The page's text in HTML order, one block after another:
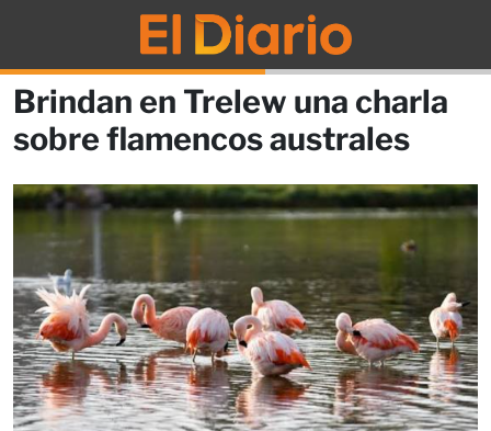
Brindan en Trelew una charla
sobre flamencos australes